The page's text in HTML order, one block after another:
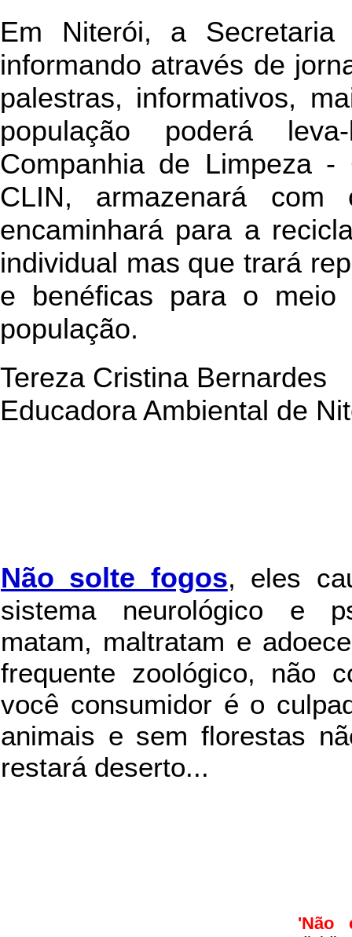
Em Niterói, a
informando através de
palestras, informativos,
população poderá
Companhia de Limpeza
CLIN, armazenará
encaminhará para a
individual mas que trará
e benéficas para o
população.
Tereza Cristina Bernardes
Educadora Ambiental de
Não solte fogos, eles
sistema neurológico e
matam, maltratam e
frequente zoológico, não
você consumidor é o
animais e sem florestas
restará deserto...
'Não